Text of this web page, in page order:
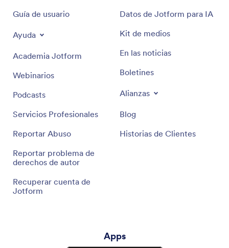
Guía de usuario
Ayuda
Academia Jotform
Webinarios
Podcasts
Servicios Profesionales
Reportar Abuso
Reportar problema de
derechos de autor
Recuperar cuenta de
Jotform
Datos de Jotform para IA
Kit de medios
En las noticias
Boletines
Alianzas
Blog
Historias de Clientes
Apps